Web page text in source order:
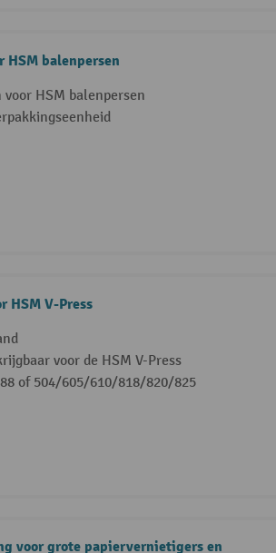
HSM balenpersen
HSM balenpersen
HSM V-Press
voor de HSM V-Press
of 504/605/610/818/820/825
voor grote papiervernietigers en